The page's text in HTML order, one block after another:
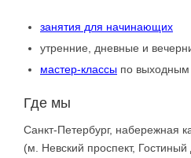
занятия для начинающих
утренние, дневные и
мастер-классы по выходным
Где мы
Санкт-Петербург, набережная
(м. Невский проспект, Гостиный